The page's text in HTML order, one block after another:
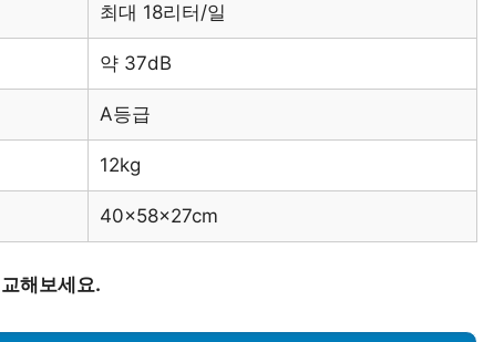
최대 18리터/일
약 37dB
A등급
12kg
40x58x27cm
해보세요.